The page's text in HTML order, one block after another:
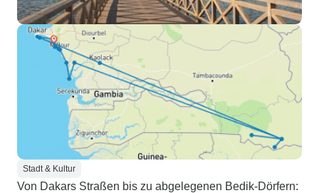
Stadt & Kultur
Von Dakars Straßen bis zu abgelegenen Bedik-Dörfern: